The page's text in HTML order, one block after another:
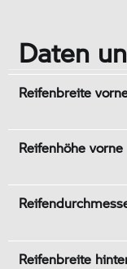
Daten
Reifenbreite
Reifenhöhe vorne
Reifenbreite